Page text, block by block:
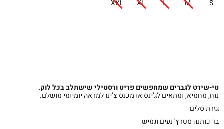
S
M
L
XL
XXL
טי-שירט לגברים שמחפשים פריט ורסטילי שישתלב בכל לוק.
נוח, מחמיא, ומתאים לג’ינס או מכנס צ’ינו למראה יומיומי מושלם.
גזרת סלים
בד כותנה סטרץ' נעים וגמיש